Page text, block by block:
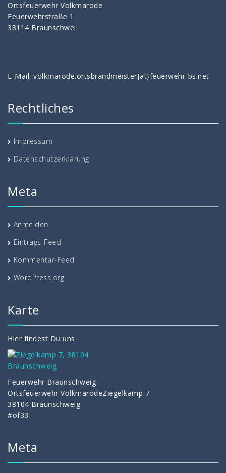
Ortsfeuerwehr Volkmarode
Feuerwehrstraße 1
38114 Braunschwei
E-Mail: volkmarode.ortsbrandmeister{ät}feuerwehr-bs.net
Rechtliches
Impressum
Datenschutzerklärung
Meta
Anmelden
Eintrags-Feed
Kommentar-Feed
WordPress.org
Karte
Hier findest Du uns
Feuerwehr Braunschweig
Ortsfeuerwehr VolkmarodeZiegelkamp 7
38104 Braunschweig
#of33
Meta